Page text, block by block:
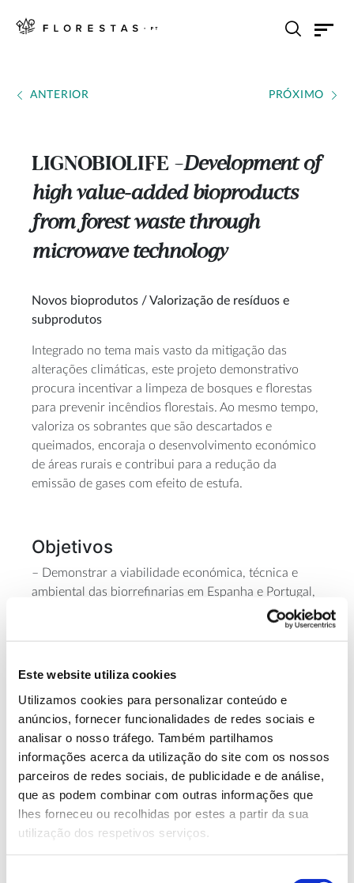
Este website utiliza cookies
Utilizamos cookies para personalizar conteúdo e
anúncios, fornecer funcionalidades de redes sociais e
analisar o nosso tráfego. Também partilhamos
informações acerca da utilização do site com os nossos
parceiros de redes sociais, de publicidade e de análise,
que as podem combinar com outras informações que
lhes forneceu ou recolhidas por estes a partir da sua
utilização dos respetivos serviços.
ANTERIOR PRÓXIMO
LIGNOBIOLIFE --- Development of
high value-added bioproducts
from forest waste through
microwave technology
Novos bioprodutos / Valorização de resíduos e
subprodutos
Integrado no tema mais vasto da mitigação das
alterações climáticas, este projeto demonstrativo
procura incentivar a limpeza de bosques e florestas
para prevenir incêndios florestais. Ao mesmo tempo,
valoriza os sobrantes que são descartados e
queimados, encoraja o desenvolvimento económico
de áreas rurais e contribui para a redução da
emissão de gases com efeito de estufa.
Objetivos
– Demonstrar a viabilidade económica, técnica e
ambiental das biorrefinarias em Espanha e Portugal,
lenho celulósicos.
– Realizar estudos de mercado para cada bioproduto
e planos de negócio para a sua exploração industrial.
– Disseminar informação e partilhar as soluções
tecnológicas com entidades e organizações que as
Equipa